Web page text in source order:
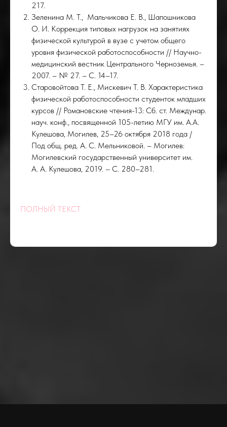
217.
Зеленина М. Т., Мальчикова Е. В., Шапошникова
О. И. Коррекция типовых нагрузок на занятиях
физической культурой в вузе с учетом общего
уровня физической работоспособности // Научно-
медицинский вестник Центрального Черноземья. –
2007. – № 27. – С. 14–17.
Старовойтова Т. Е., Мискевич Т. В. Характеристика
физической работоспособности студенток младших
курсов // Романовские чтения-13: Сб. ст. Междунар.
науч. конф., посвященной 105-летию МГУ им. А.А.
Кулешова, Могилев, 25–26 октября 2018 года /
Под общ. ред. А. С. Мельниковой. – Могилев:
Могилевский государственный университет им.
А. А. Кулешова, 2019. – С. 280–281.
ПОЛНЫЙ ТЕКСТ